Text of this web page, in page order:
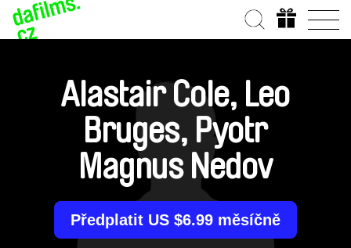
Alastair Cole, Leo
Bruges, Pyotr
Magnus Nedov
Předplatit US $6.99 měsíčně